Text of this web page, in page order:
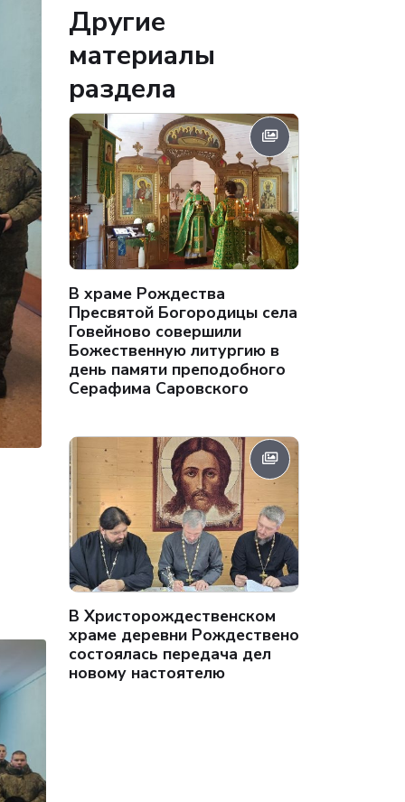
Другие
материалы
раздела
В храме Рождества
Пресвятой Богородицы села
Говейново совершили
Божественную литургию в
день памяти преподобного
Серафима Саровского
В Христорождественском
храме деревни Рождествено
состоялась передача дел
новому настоятелю